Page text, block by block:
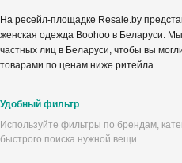
На ресейл-площадке Resale.by
женская одежда Boohoo в Беларуси.
частных лиц в Беларуси, чтобы вы
товарами по ценам ниже ритейла.
Удобный фильтр
Используйте фильтры по брендам,
быстрого поиска нужной вещи.